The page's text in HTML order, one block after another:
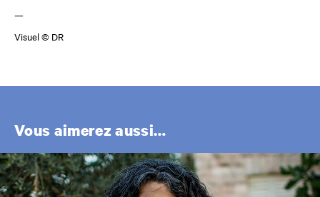
—
Visuel © DR
Vous aimerez aussi…